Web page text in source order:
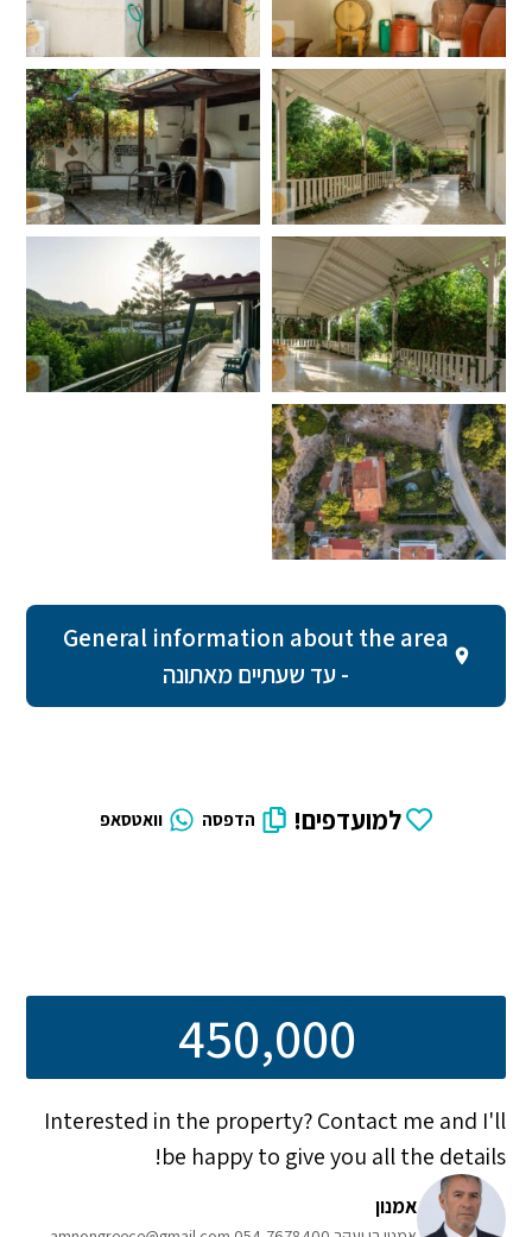
General information about the area
- עד שעתיים מאתונה
למועדפים! הדפסה וואטסאפ
450,000
Interested in the property? Contact me and I'll
be happy to give you all the details!
אמנון